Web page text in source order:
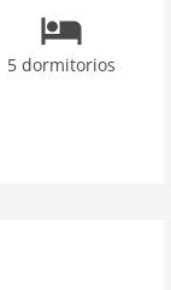
5 dormitorios